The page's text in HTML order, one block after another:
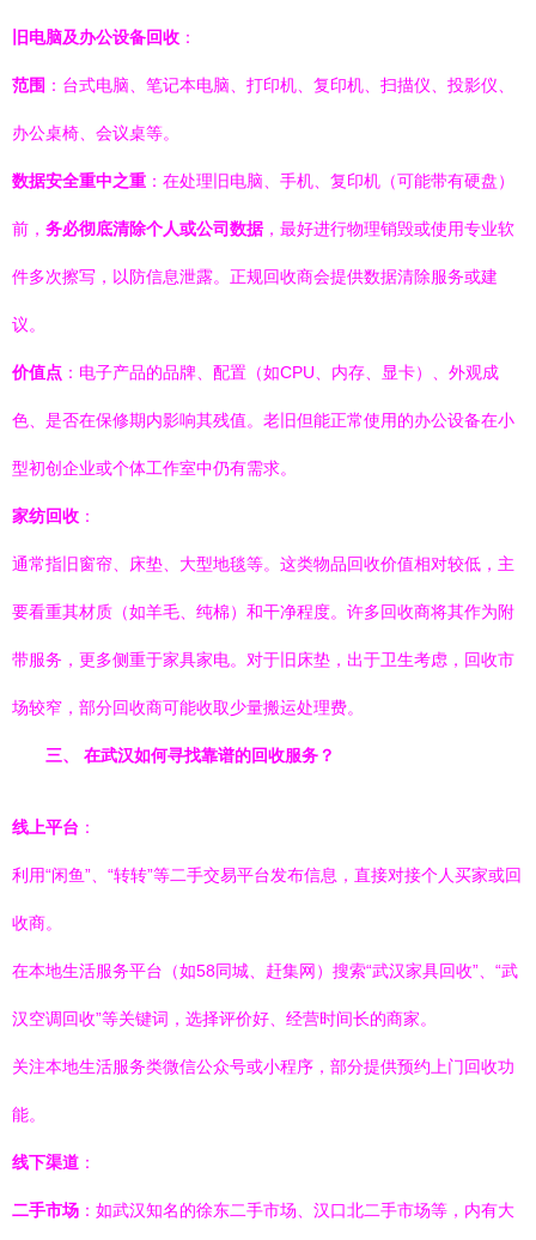
旧电脑及办公设备回收 ：
范围 ：台式电脑、笔记本电脑、打印机、复印机、扫描仪、投影仪、
办公桌椅、会议桌等。
数据安全重中之重 ：在处理旧电脑、手机、复印机（可能带有硬盘）
前， 务必彻底清除个人或公司数据，最好进行物理销毁或使用专业软
件多次擦写，以防信息泄露。正规回收商会提供数据清除服务或建
议。
价值点 ：电子产品的品牌、配置（如CPU、内存、显卡）、外观成
色、是否在保修期内影响其残值。老旧但能正常使用的办公设备在小
型初创企业或个体工作室中仍有需求。
家纺回收 ：
通常指旧窗帘、床垫、大型地毯等。这类物品回收价值相对较低，主
要看重其材质（如羊毛、纯棉）和干净程度。许多回收商将其作为附
带服务，更多侧重于家具家电。对于旧床垫，出于卫生考虑，回收市
场较窄，部分回收商可能收取少量搬运处理费。
三、 在武汉如何寻找靠谱的回收服务？
线上平台 ：
利用“闲鱼”、“转转”等二手交易平台发布信息，直接对接个人买家或回
收商。
在本地生活服务平台（如58同城、赶集网）搜索“武汉家具回收”、“武
汉空调回收”等关键词，选择评价好、经营时间长的商家。
关注本地生活服务类微信公众号或小程序，部分提供预约上门回收功
能。
线下渠道 ：
二手市场 ：如武汉知名的徐东二手市场、汉口北二手市场等，内有大